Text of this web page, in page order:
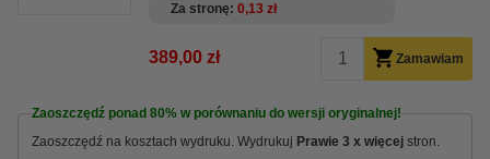
Za stronę 0,13 zł
389,00 zł Zamawiam
Zaoszczędź ponad 80% w porównaniu do wersji oryginalnej!
Zaoszczędź na kosztach wydruku. Wydrukuj Prawie 3 x więcej stron.